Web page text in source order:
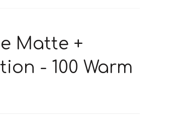
Matte +
- 100 Warm